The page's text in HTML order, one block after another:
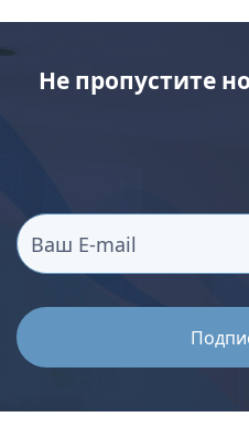
Не пропустите